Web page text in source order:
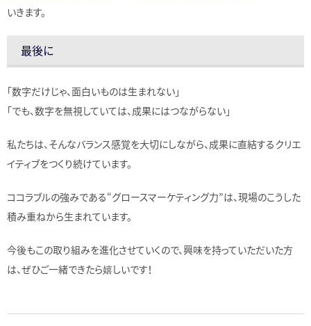
いきます。
最後に
「数字だけじゃ、面白いものは生まれない」
「でも、数字を無視していては、成果にはつながらない」
私たちは、そんなバランス感覚を大切にしながら、成果に直結するクリエ
イティブをつくり続けています。
ココラブルの強みである“グロースマーケティング力”は、現場のこうした
積み重ねから生まれています。
今後もこの取り組みを進化させていくので、興味を持っていただいた方
は、ぜひご一緒できたら嬉しいです！